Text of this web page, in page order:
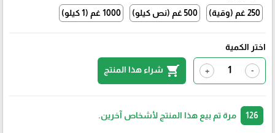
250 غم (وقية)
500 غم (نص كيلو) 1000 غم (1 كيلو)
اختر الكمية
-
+
shopping_cart شراء هذا المنتج
مرة تم بيع هذا المنتج لأشخاص آخرين.